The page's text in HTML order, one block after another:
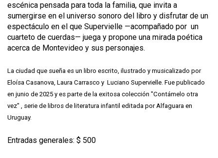
escénica pensada para toda la familia, que invita a
sumergirse en el universo sonoro del libro y disfrutar de un
espectáculo en el que Supervielle —acompañado por un
cuarteto de cuerdas— juega y propone una mirada poética
acerca de Montevideo y sus personajes.
La ciudad que sueña es un libro escrito, ilustrado y musicalizado por
Eloísa Casanova, Laura Carrasco y Luciano Supervielle. Fue publicado
en junio de 2025 y es parte de la exitosa colección "Contámelo otra
vez" , serie de libros de literatura infantil editada por Alfaguara en
Uruguay.
Entradas generales: $ 500